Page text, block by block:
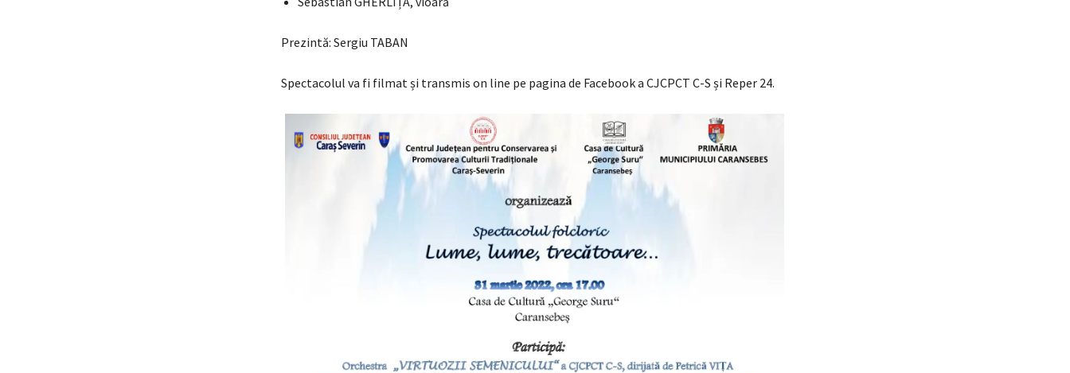
Prezintă: Sergiu TABAN
Spectacolul va fi filmat și transmis on line pe pagina de Facebook a CJCPCT C-S și Reper 24.